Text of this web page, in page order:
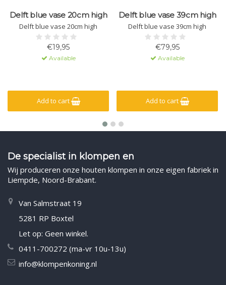
Delft blue vase 20cm high
Delft blue vase 20cm high
€19,95
Available
Add to cart
Delft blue vase 39cm high
Delft blue vase 39cm high
€79,95
Available
Add to cart
De specialist in klompen en
Wij produceren onze houten klompen in onze eigen fabriek in
Liempde, Noord-Brabant.
Van Salmstraat 19
5281 RP Boxtel
Let op: Geen winkel.
0411-700272 (ma-vr 10u-13u)
info@klompenkoning.nl